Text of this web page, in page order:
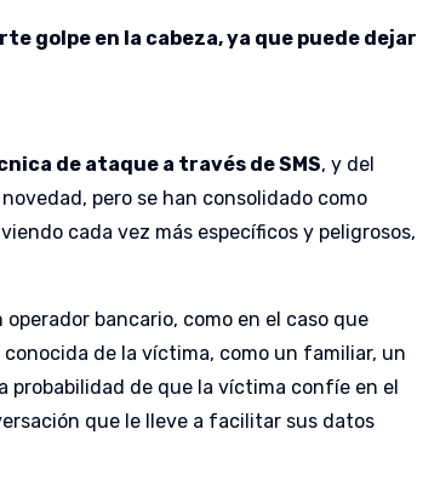
golpe en la cabeza, ya que puede dejar
de ataque a través de SMS, y del
pero se han consolidado como
cada vez más específicos y peligrosos,
bancario, como en el caso que
de la víctima, como un familiar, un
probabilidad de que la víctima confíe en el
que le lleve a facilitar sus datos